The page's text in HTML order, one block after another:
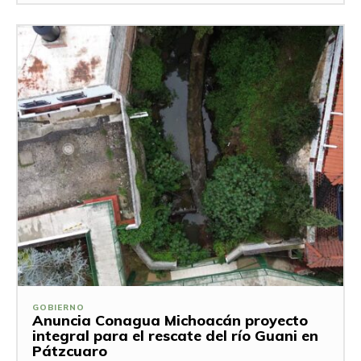
GOBIERNO
Anuncia Conagua Michoacán proyecto
integral para el rescate del río Guani en
Pátzcuaro